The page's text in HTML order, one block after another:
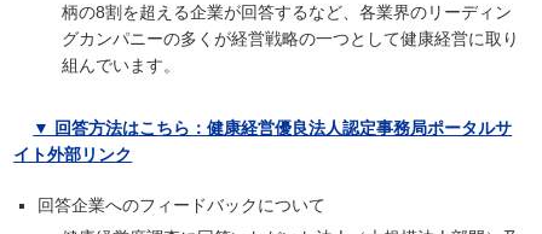
柄の8割を超える企業が回答するなど、各業界のリーディン
グカンパニーの多くが経営戦略の一つとして健康経営に取り
組んでいます。
▼ 回答方法はこちら：健康経営優良法人認定事務局ポータルサ
イト外部リンク
回答企業へのフィードバックについて